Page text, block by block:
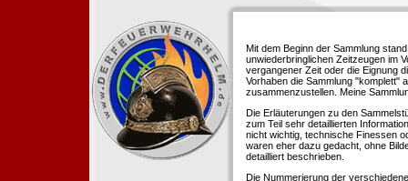
Mit dem Beginn der Sammlung
unwiederbringlichen Zeitzeugen im
vergangener Zeit oder die Eignung
Vorhaben die Sammlung "komplett"
zusammenzustellen. Meine
Die Erläuterungen zu den
zum Teil sehr detaillierten
nicht wichtig, technische Finessen
waren eher dazu gedacht, ohne
detailliert beschrieben.
Die Nummerierung der